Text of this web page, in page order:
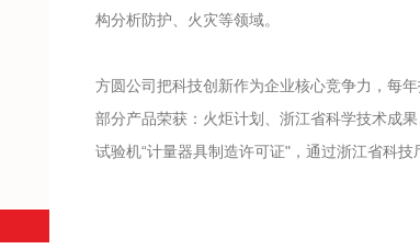
构分析防护、火灾等领域。
方圆公司把科技创新作为企业核心竞争力，每
部分产品荣获：火炬计划、浙江省科学技术成
试验机“计量器具制造许可证"，通过浙江省科技